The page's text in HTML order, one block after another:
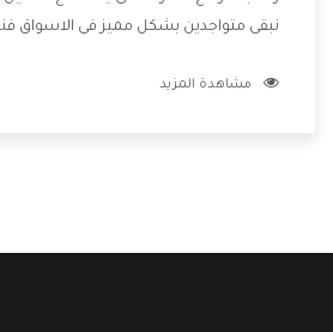
نبقى متواجدين بشكل مميز فى الاسواق
الشركة بها والتى تكون منها خدمة الصيانة
مشاهدة المزيد